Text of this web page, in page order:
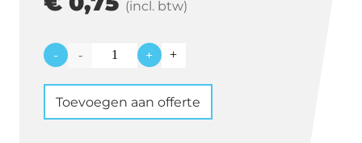
(incl. btw)
-
Gin
Tonic
glas
+
Toevoegen aan offerte